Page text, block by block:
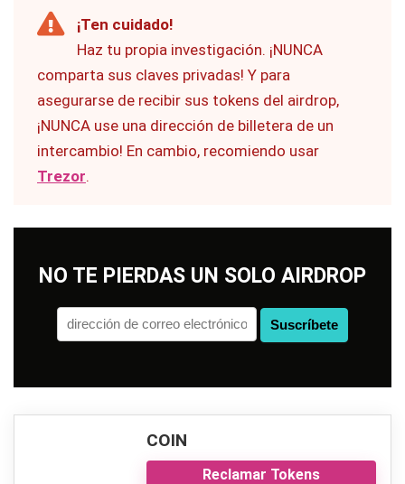
¡Ten cuidado!
Haz tu propia investigación. ¡NUNCA
comparta sus claves privadas! Y para
asegurarse de recibir sus tokens del airdrop,
¡NUNCA use una dirección de billetera de un
intercambio! En cambio, recomiendo usar
Trezor.
NO TE PIERDAS UN SOLO AIRDROP
COIN
Reclamar Tokens